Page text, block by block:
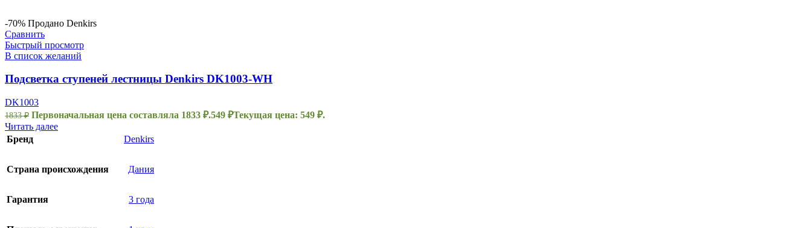
-70% Продано Denkirs
Сравнить
Быстрый просмотр
В список желаний
Подсветка ступеней лестницы Denkirs DK1003-WH
DK1003
1833₽ Первоначальная цена составляла 1833 ₽.549 ₽Текущая цена: 549 ₽.
Читать далее
Бренд
Denkirs
Страна происхождения Дания
Гарантия 3 года